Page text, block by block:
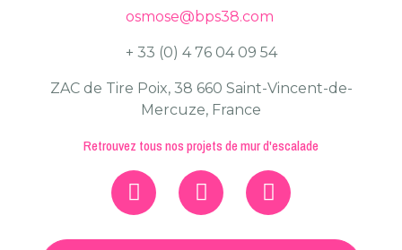
osmose@bps38.com
+ 33 (0) 4 76 04 09 54
ZAC de Tire Poix, 38 660 Saint-Vincent-de-
Mercuze, France
Retrouvez tous nos projets de mur d'escalade